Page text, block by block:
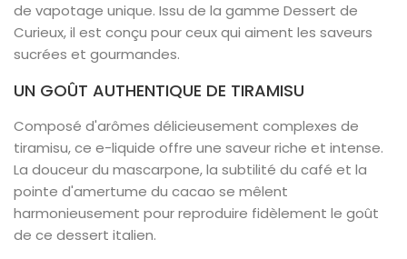
de vapotage unique. Issu de la gamme Dessert de
Curieux, il est conçu pour ceux qui aiment les saveurs
sucrées et gourmandes.
UN GOÛT AUTHENTIQUE DE TIRAMISU
Composé d'arômes délicieusement complexes de
tiramisu, ce e-liquide offre une saveur riche et intense.
La douceur du mascarpone, la subtilité du café et la
pointe d'amertume du cacao se mêlent
harmonieusement pour reproduire fidèlement le goût
de ce dessert italien.